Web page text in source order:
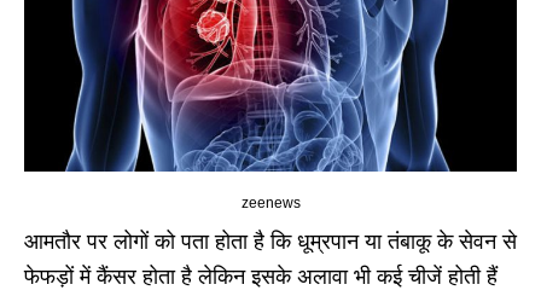
zeenews
आमतौर पर लोगों को पता होता है कि धूम्रपान या तंबाकू के सेवन से
फेफड़ों में कैंसर होता है लेकिन इसके अलावा भी कई चीजें होती हैं